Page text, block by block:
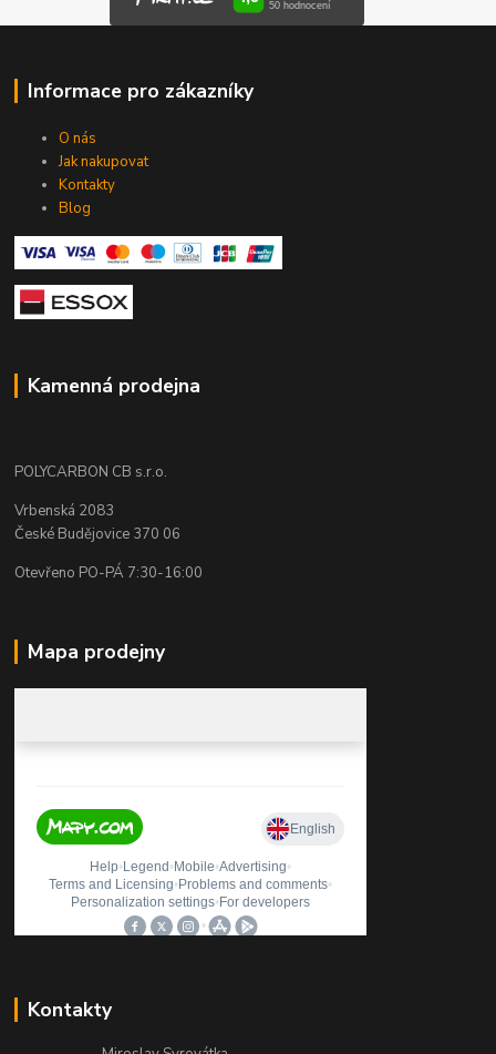
Informace pro zákazníky
O nás
Jak nakupovat
Kontakty
Blog
Kamenná prodejna
POLYCARBON CB s.r.o.
Vrbenská 2083
České Budějovice 370 06
Otevřeno PO-PÁ 7:30-16:00
Mapa prodejny
Kontakty